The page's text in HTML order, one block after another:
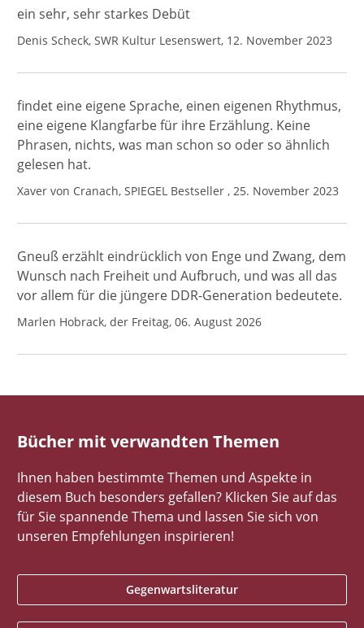
ein sehr, sehr starkes Debüt
Denis Scheck, SWR Kultur Lesenswert, 12. November 2023
findet eine eigene Sprache, einen eigenen Rhythmus,
eine eigene Klangfarbe für ihre Erzählung. Keine
Phrasen, nichts, was man schon so oder so ähnlich
gelesen hat.
Xaver von Cranach, SPIEGEL Bestseller , 25. November 2023
Gneuß erzählt eindrücklich von Enge und Zwang, dem
Wunsch nach Freiheit und Aufbruch, und was all das
vor allem für die jüngere DDR-Generation bedeutete.
Marlen Hobrack, der Freitag, 06. August 2026
Bücher mit verwandten Themen
Ihnen haben bestimmte Themen und Aspekte in
diesem Buch besonders gefallen? Klicken Sie auf das
für Sie spannende Thema und lassen Sie sich von
unseren Empfehlungen inspirieren!
Gegenwartsliteratur